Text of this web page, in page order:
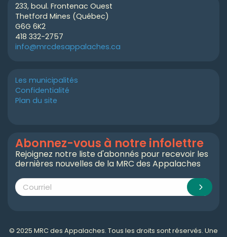
233, boul. Frontenac Ouest
Thetford Mines (Québec)
G6G 6K2
418 332-2757
info@mrcdesappalaches.ca
Les municipalités
Confidentialité
Plan du site
Abonnez-vous à notre infolettre
Rejoignez notre liste d'abonnés pour recevoir les
dernières nouvelles de la MRC des Appalaches
© 2025 MRC des Appalaches. Tous les droits sont réservés. Une